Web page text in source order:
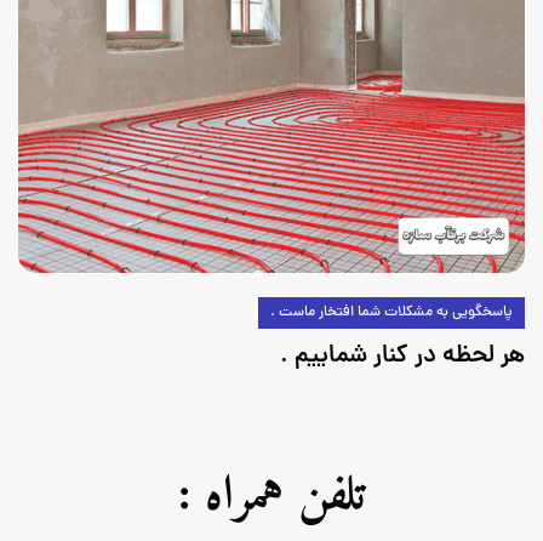
پاسخگویی به مشکلات شما افتخار ماست .
هر لحظه در کنار شماییم .
تلفن همراه :